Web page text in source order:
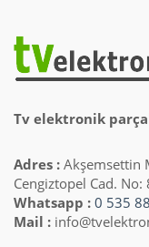
Tv elektronik
Adres : Akşemsettin
Cengiztopel Cad.
Whatsapp : 0 535
Mail :